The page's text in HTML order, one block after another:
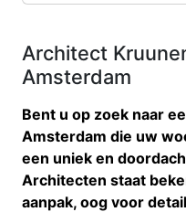
Architect
Amsterdam
Bent u op zoek naar
Amsterdam die uw
een uniek en
Architecten staat
aanpak, oog voor